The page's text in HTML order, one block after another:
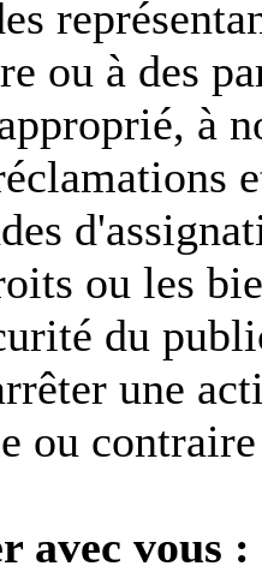
ou à des
à
ou les
du
une
ou
avec vous :